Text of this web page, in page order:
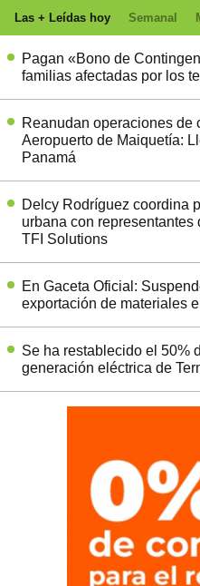
Las + Leídas hoy Semanal
Pagan «Bono de
familias afectadas por los
Reanudan operaciones de
Aeropuerto de Maiquetía:
Panamá
Delcy Rodríguez coordina
urbana con
TFI Solutions
En Gaceta Oficial:
exportación de materiales
Se ha restablecido el 50%
generación eléctrica de